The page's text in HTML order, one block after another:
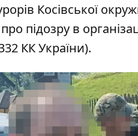
Косівської
підозру в
КК України).